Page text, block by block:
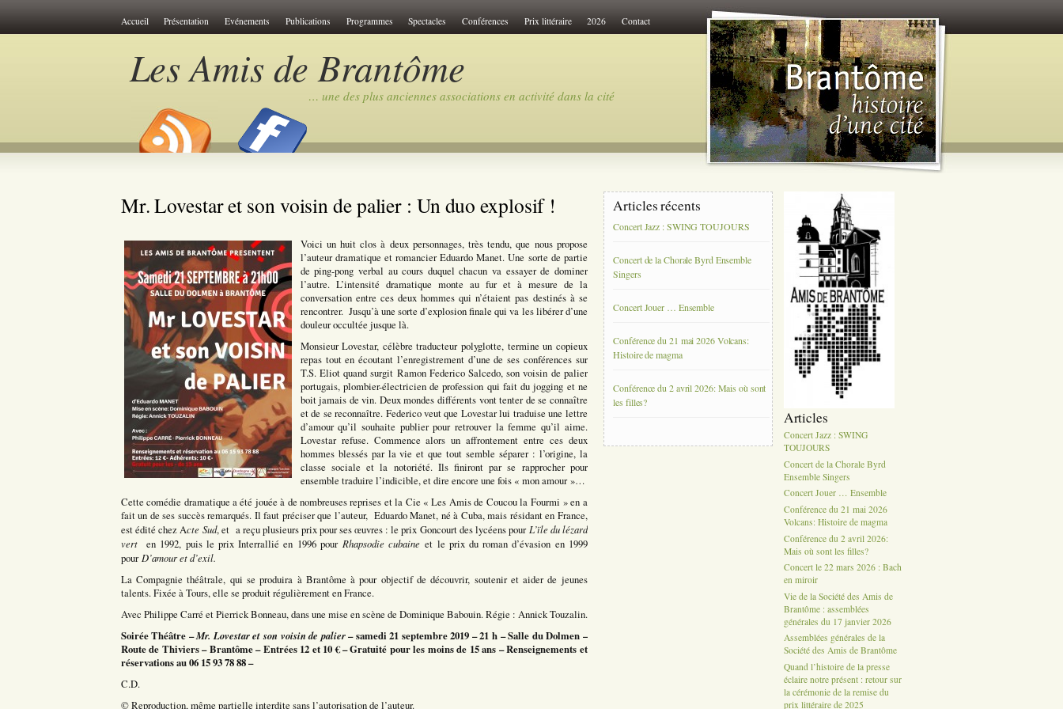
Accueil Présentation Evénements Publications Programmes Spectacles Conférences Prix littéraire 2026 Contact
Les Amis de Brantôme
… une des plus anciennes associations en activité dans la cité
Mr. Lovestar et son voisin de palier : Un duo explosif !
Voici un huit clos à deux personnages, très tendu, que nous propose
l’auteur dramatique et romancier Eduardo Manet. Une sorte de partie
de ping-pong verbal au cours duquel chacun va essayer de dominer
l’autre. L’intensité dramatique monte au fur et à mesure de la
conversation entre ces deux hommes qui n’étaient pas destinés à se
rencontrer. Jusqu’à une sorte d’explosion finale qui va les libérer d’une
douleur occultée jusque là.
Monsieur Lovestar, célèbre traducteur polyglotte, termine un copieux
repas tout en écoutant l’enregistrement d’une de ses conférences sur
T.S. Eliot quand surgit Ramon Federico Salcedo, son voisin de palier
portugais, plombier-électricien de profession qui fait du jogging et ne
boit jamais de vin. Deux mondes différents vont tenter de se connaître
et de se reconnaître. Federico veut que Lovestar lui traduise une lettre
d’amour qu’il souhaite publier pour retrouver la femme qu’il aime.
Lovestar refuse. Commence alors un affrontement entre ces deux
hommes blessés par la vie et que tout semble séparer : l’origine, la
classe sociale et la notoriété. Ils finiront par se rapprocher pour
ensemble traduire l’indicible, et dire encore une fois « mon amour »…
Cette comédie dramatique a été jouée à de nombreuses reprises et la Cie « Les Amis de Coucou la Fourmi » en a
fait un de ses succès remarqués. Il faut préciser que l’auteur, Eduardo Manet, né à Cuba, mais résidant en France,
est édité chez Acte Sud, et a reçu plusieurs prix pour ses œuvres : le prix Goncourt des lycéens pour L’ïle du lézard
vert
en 1992, puis le prix Interrallié en 1996 pour Rhapsodie cubaineet le prix du roman d’évasion en 1999
pour D’amour et d’exil.
La Compagnie théâtrale, qui se produira à Brantôme à pour objectif de découvrir, soutenir et aider de jeunes
talents. Fixée à Tours, elle se produit régulièrement en France.
Avec Philippe Carré et Pierrick Bonneau, dans une mise en scène de Dominique Babouin. Régie : Annick Touzalin.
Soirée Théâtre –Mr. Lovestar et son voisin de palier– samedi 21 septembre 2019 – 21 h – Salle du Dolmen –
Route de Thiviers – Brantôme – Entrées 12 et 10 € – Gratuité pour les moins de 15 ans – Renseignements et
réservations au 06 15 93 78 88 –
C.D.
© Reproduction, même partielle interdite sans l’autorisation de l’auteur.
Articles récents
Concert Jazz : SWING TOUJOURS
Concert de la Chorale Byrd Ensemble
Singers
Concert Jouer … Ensemble
Conférence du 21 mai 2026 Volcans:
Histoire de magma
Conférence du 2 avril 2026: Mais où sont
les filles?
Articles
Concert Jazz : SWING
TOUJOURS
Concert de la Chorale Byrd
Ensemble Singers
Concert Jouer … Ensemble
Conférence du 21 mai 2026
Volcans: Histoire de magma
Conférence du 2 avril 2026:
Mais où sont les filles?
Concert le 22 mars 2026 : Bach
en miroir
Vie de la Société des Amis de
Brantôme : assemblées
générales du 17 janvier 2026
Assemblées générales de la
Société des Amis de Brantôme
Quand l’histoire de la presse
éclaire notre présent : retour sur
la cérémonie de la remise du
prix littéraire de 2025